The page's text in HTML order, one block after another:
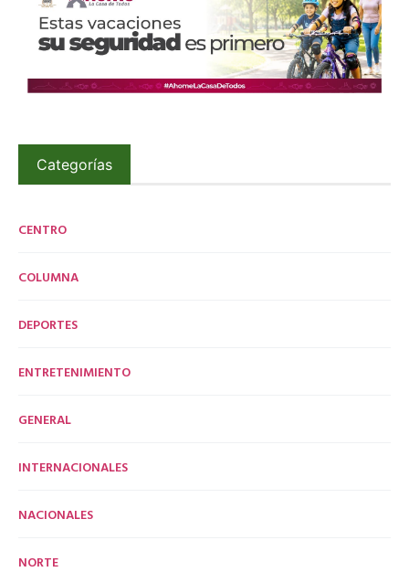
Categorías
CENTRO
COLUMNA
DEPORTES
ENTRETENIMIENTO
GENERAL
INTERNACIONALES
NACIONALES
NORTE